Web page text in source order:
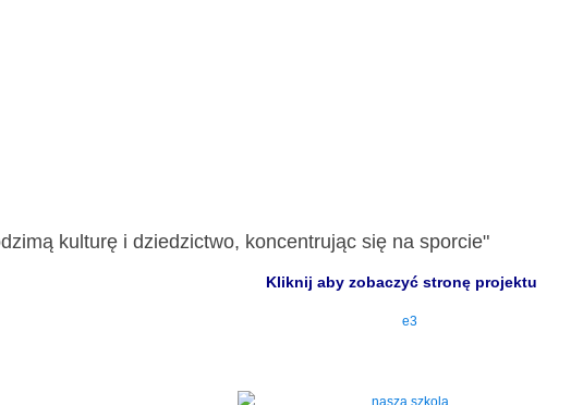
kulturę i dziedzictwo, koncentrując się na sporcie"
Kliknij aby zobaczyć stronę projektu